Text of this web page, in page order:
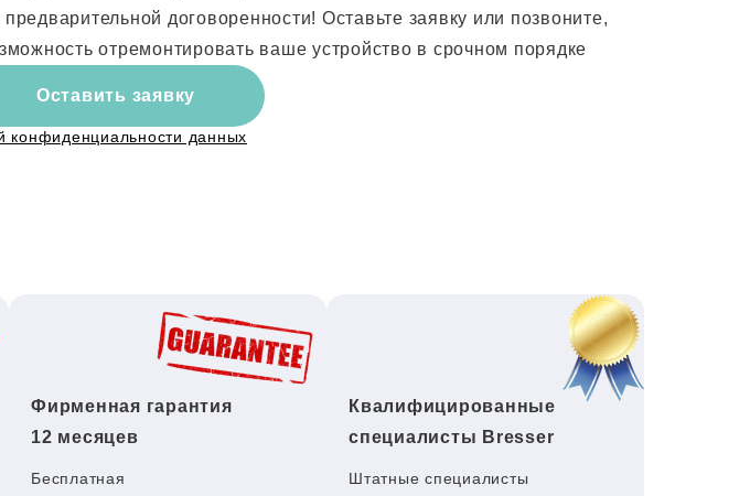
договоренности! Оставьте заявку или позвоните,
отремонтировать ваше устройство в срочном порядке
Оставить заявку
конфиденциальности данных
Фирменная гарантия
12 месяцев
Бесплатная
Квалифицированные
специалисты Bresser
Штатные специалисты